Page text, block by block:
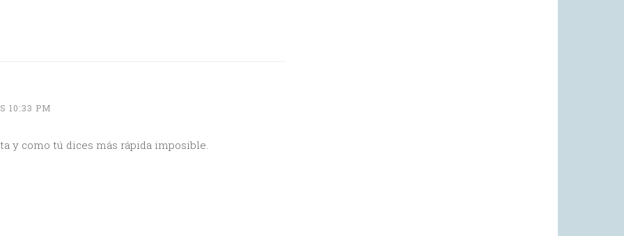
10:33 PM
y como tú dices más rápida imposible.